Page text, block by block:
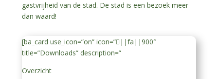
gastvrijheid van de stad. De stad is een bezoek meer
dan waard!
[ba_card use_icon=”on” icon=”||fa||900″
title=”Downloads” description=”
Overzicht